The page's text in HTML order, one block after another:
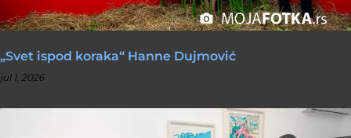
„Svet ispod koraka“ Hanne Dujmović
jul 1, 2026